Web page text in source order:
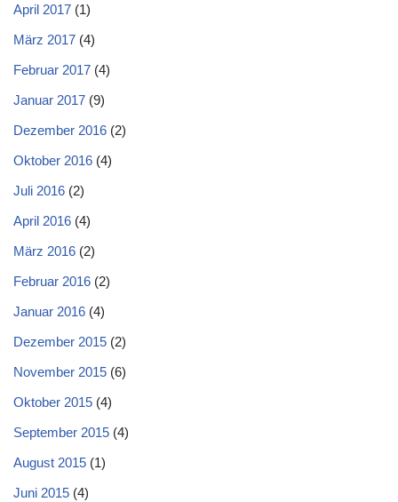
April 2017 (1)
März 2017 (4)
Februar 2017 (4)
Januar 2017 (9)
Dezember 2016 (2)
Oktober 2016 (4)
Juli 2016 (2)
April 2016 (4)
März 2016 (2)
Februar 2016 (2)
Januar 2016 (4)
Dezember 2015 (2)
November 2015 (6)
Oktober 2015 (4)
September 2015 (4)
August 2015 (1)
Juni 2015 (4)